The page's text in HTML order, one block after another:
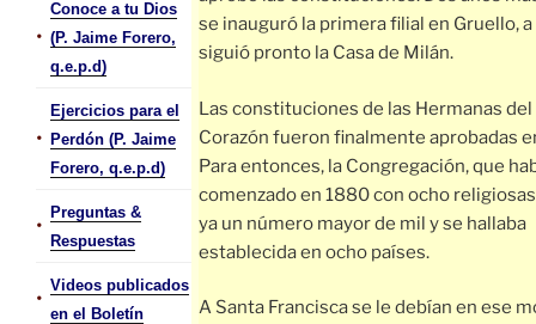
•
Conoce a tu Dios
(P. Jaime Forero,
q.e.p.d)
•
Ejercicios para el
Perdón (P. Jaime
Forero, q.e.p.d)
•
Preguntas &
Respuestas
•
Videos publicados
en el Boletín
se inauguró la primera filial en Gruello, a
siguió pronto la Casa de Milán.
Las constituciones de las Hermanas del
Corazón fueron finalmente aprobadas
Para entonces, la Congregación, que
comenzado en 1880 con ocho
ya un número mayor de mil y se hallaba
establecida en ocho países.
A Santa Francisca se le debían en ese